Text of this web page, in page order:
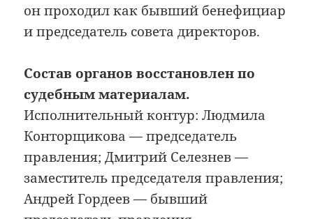
он проходил как бывший бенефициар
и председатель совета директоров.
Состав органов восстановлен по
судебным материалам.
Исполнительный контур: Людмила
Конторщикова — председатель
правления; Дмитрий Селезнев —
заместитель председателя правления;
Андрей Гордеев — бывший